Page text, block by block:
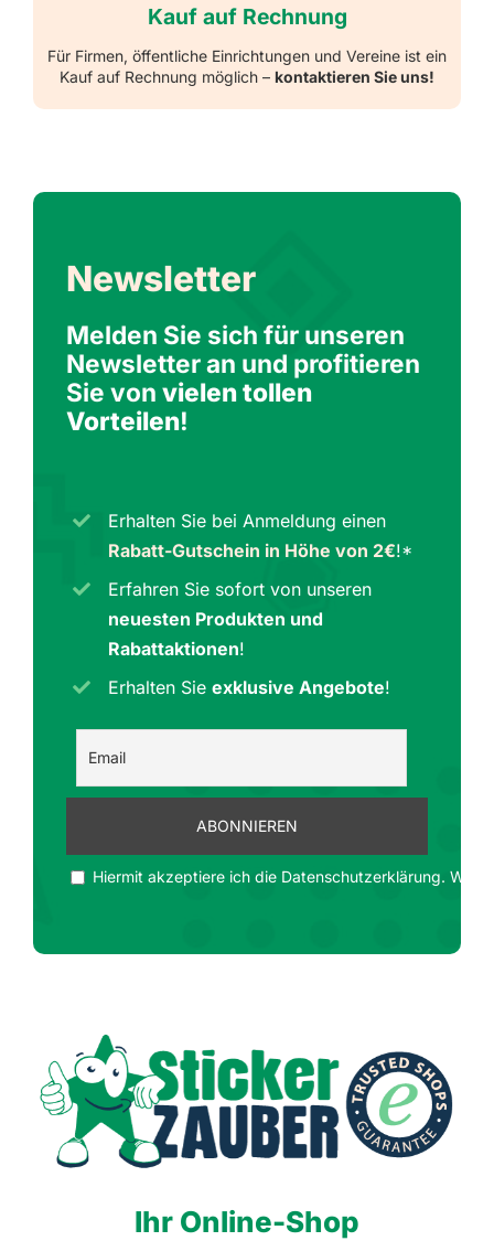
Kauf auf Rechnung
Für Firmen, öffentliche Einrichtungen und Vereine ist ein
Kauf auf Rechnung möglich – kontaktieren Sie uns!
Newsletter
Melden Sie sich für unseren
Newsletter an und profitieren
Sie von vielen tollen
Vorteilen!
Erhalten Sie bei Anmeldung einen
Rabatt-Gutschein in Höhe von 2€!*
Erfahren Sie sofort von unseren
neuesten Produkten und
Rabattaktionen!
Erhalten Sieexklusive Angebote!
Hiermit akzeptiere ich die Datenschutzerklärung. Wir
Ihr Online-Shop